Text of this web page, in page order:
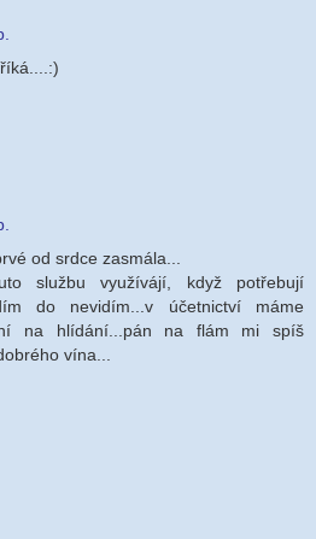
od srdce zasmála...
službu využívájí, když potřebují
do nevidím...v účetnictví máme
na hlídání...pán na flám mi spíš
vína...